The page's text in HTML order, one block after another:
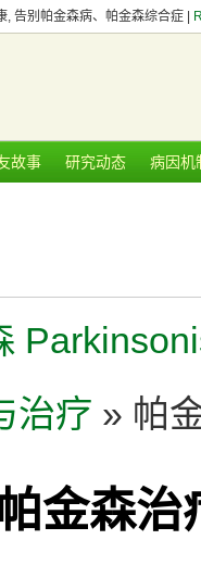
, 告别帕金森病、帕金森综合症 |
故事 研究动态 病因机
治疗 » 帕
金森治